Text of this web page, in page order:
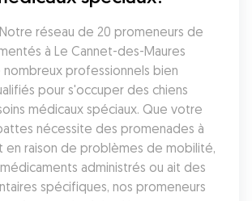
réseau de 20 promeneurs de
à Le Cannet-des-Maures
professionnels bien
pour s'occuper des chiens
médicaux spéciaux. Que votre
nécessite des promenades à
en raison de problèmes de mobilité,
administrés ou ait des
spécifiques, nos promeneurs